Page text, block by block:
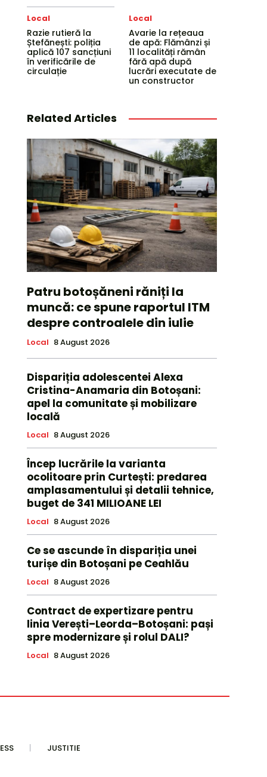
Local
Razie rutieră la
Ștefănești: poliția
aplică 107 sancțiuni
în verificările de
circulație
Local
Avarie la rețeaua
de apă: Flămânzi și
11 localități rămân
fără apă după
lucrări executate de
un constructor
Related Articles
Patru botoșăneni răniți la
muncă: ce spune raportul ITM
despre controalele din iulie
Local 8 August 2026
Dispariția adolescentei Alexa
Cristina-Anamaria din Botoșani:
apel la comunitate și mobilizare
locală
Local 8 August 2026
Încep lucrările la varianta
ocolitoare prin Curtești: predarea
amplasamentului și detalii tehnice,
buget de 341 MILIOANE LEI
Local 8 August 2026
Ce se ascunde în dispariția unei
turișe din Botoșani pe Ceahlău
Local 8 August 2026
Contract de expertizare pentru
linia Verești–Leorda–Botoșani: pași
spre modernizare și rolul DALI?
Local 8 August 2026
JUSTITIE